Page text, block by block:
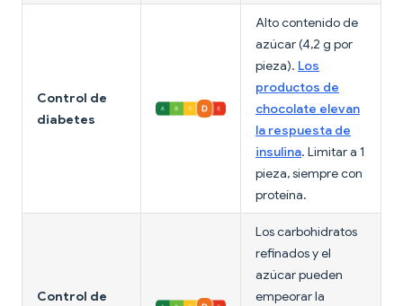
Control de
diabetes
Alto contenido de
azúcar (4,2 g por
pieza). Los
productos de
chocolate elevan
la respuesta de
insulina. Limitar a 1
pieza, siempre con
proteína.
Control de
Los carbohidratos
refinados y el
azúcar pueden
empeorar la